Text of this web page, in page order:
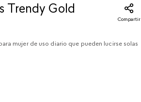
Trendy Gold
Compartir
mujer de uso diario que pueden lucirse solas